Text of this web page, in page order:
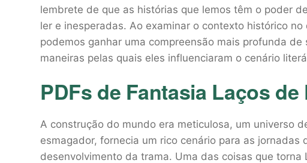
lembrete de que as histórias que lemos têm o poder
ler e inesperadas. Ao examinar o contexto histórico
podemos ganhar uma compreensão mais profunda
maneiras pelas quais eles influenciaram o cenário
PDFs de Fantasia Laços de
A construção do mundo era meticulosa, um universo
esmagador, fornecia um rico cenário para as jornadas
desenvolvimento da trama. Uma das coisas que